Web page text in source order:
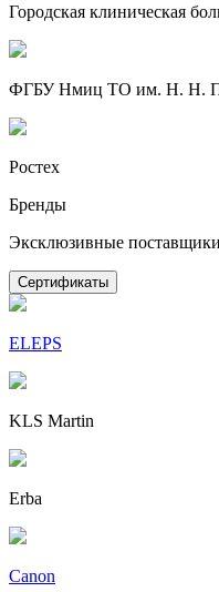
Городская клиническая
ФГБУ Нмиц ТО им. Н. Н.
Ростех
Бренды
Эксклюзивные поставщики
Сертификаты
ELEPS
KLS Martin
Erba
Canon